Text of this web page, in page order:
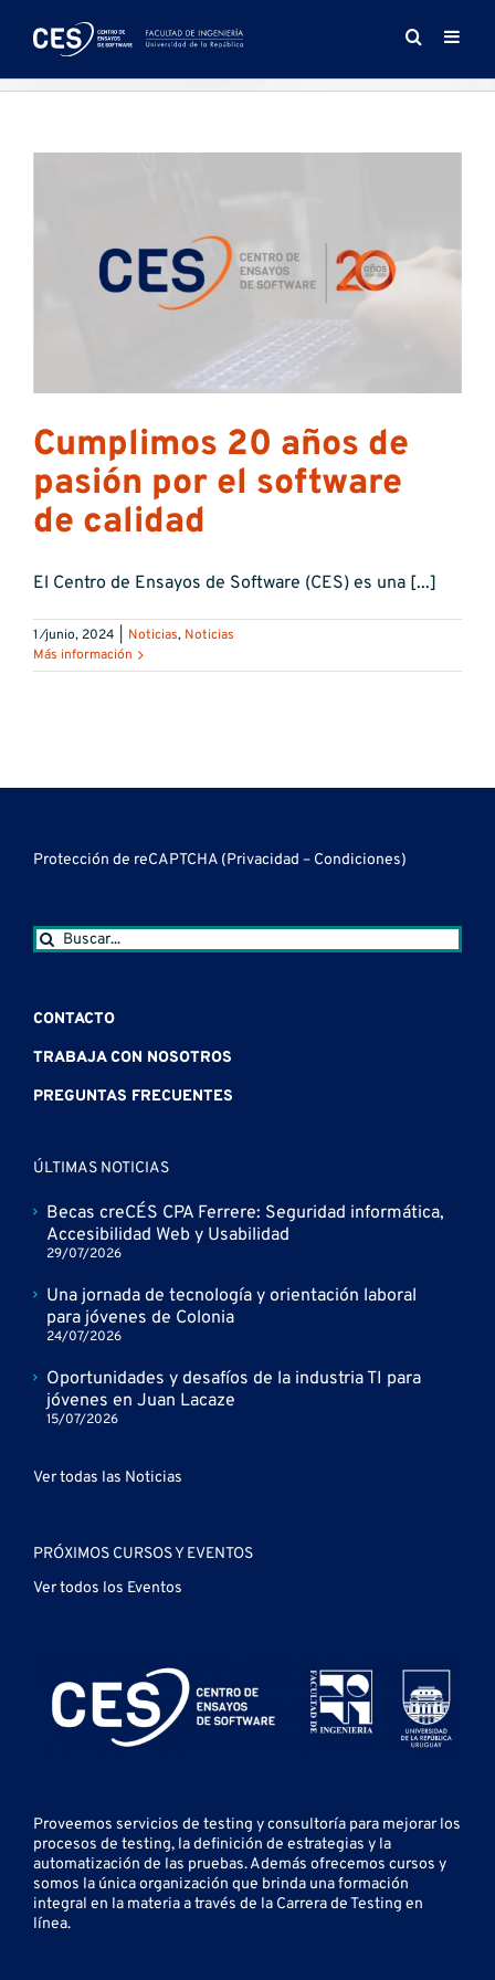
Cumplimos 20 años de
pasión por el software
de calidad
El Centro de Ensayos de Software (CES) es una [...]
1 ⁄junio, 2024 Noticias, Noticias
Más información
Protección de reCAPTCHA (Privacidad – Condiciones)
Buscar:
CONTACTO
TRABAJA CON NOSOTROS
PREGUNTAS FRECUENTES
ÚLTIMAS NOTICIAS
Becas creCÉS CPA Ferrere: Seguridad informática,
Accesibilidad Web y Usabilidad
29/07/2026
Una jornada de tecnología y orientación laboral
para jóvenes de Colonia
24/07/2026
Oportunidades y desafíos de la industria TI para
jóvenes en Juan Lacaze
15/07/2026
Ver todas las Noticias
PRÓXIMOS CURSOS Y EVENTOS
Ver todos los Eventos
Proveemos servicios de testing yconsultoría para mejorar los
procesos de testing, la definición de estrategias y la
automatización de las pruebas.Además ofrecemos cursos y
somos la única organización que brinda una formación
integral en la materia a través de la Carrera de Testing en
línea.